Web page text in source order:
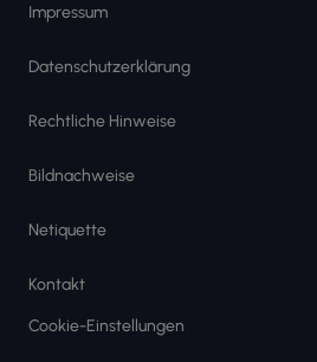
Impressum
Datenschutzerklärung
Rechtliche Hinweise
Bildnachweise
Netiquette
Kontakt
Cookie-Einstellungen